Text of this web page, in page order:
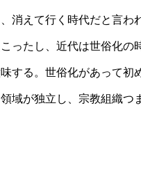
消えて行く時代だと言
ったし、近代は世俗化
する。世俗化があって
域が独立し、宗教組織